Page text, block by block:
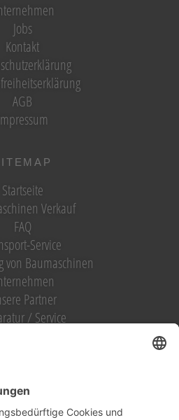
Jobs
Kontakt
AGB
Startseite
Verkauf
FAQ
Service
von Baumaschinen
Partner
/ Service
(alles)